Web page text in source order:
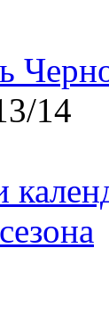
14